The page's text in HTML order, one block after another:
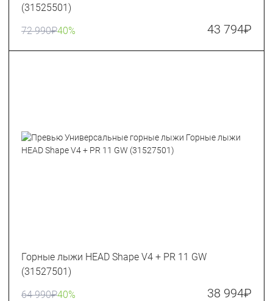
(31525501)
72 990₽40% 43 794₽
Горные лыжи HEAD Shape V4 + PR 11 GW
(31527501)
64 990₽40% 38 994₽